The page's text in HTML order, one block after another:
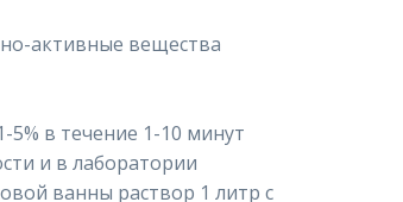
активные вещества
в течение 1-10 минут
и в лаборатории